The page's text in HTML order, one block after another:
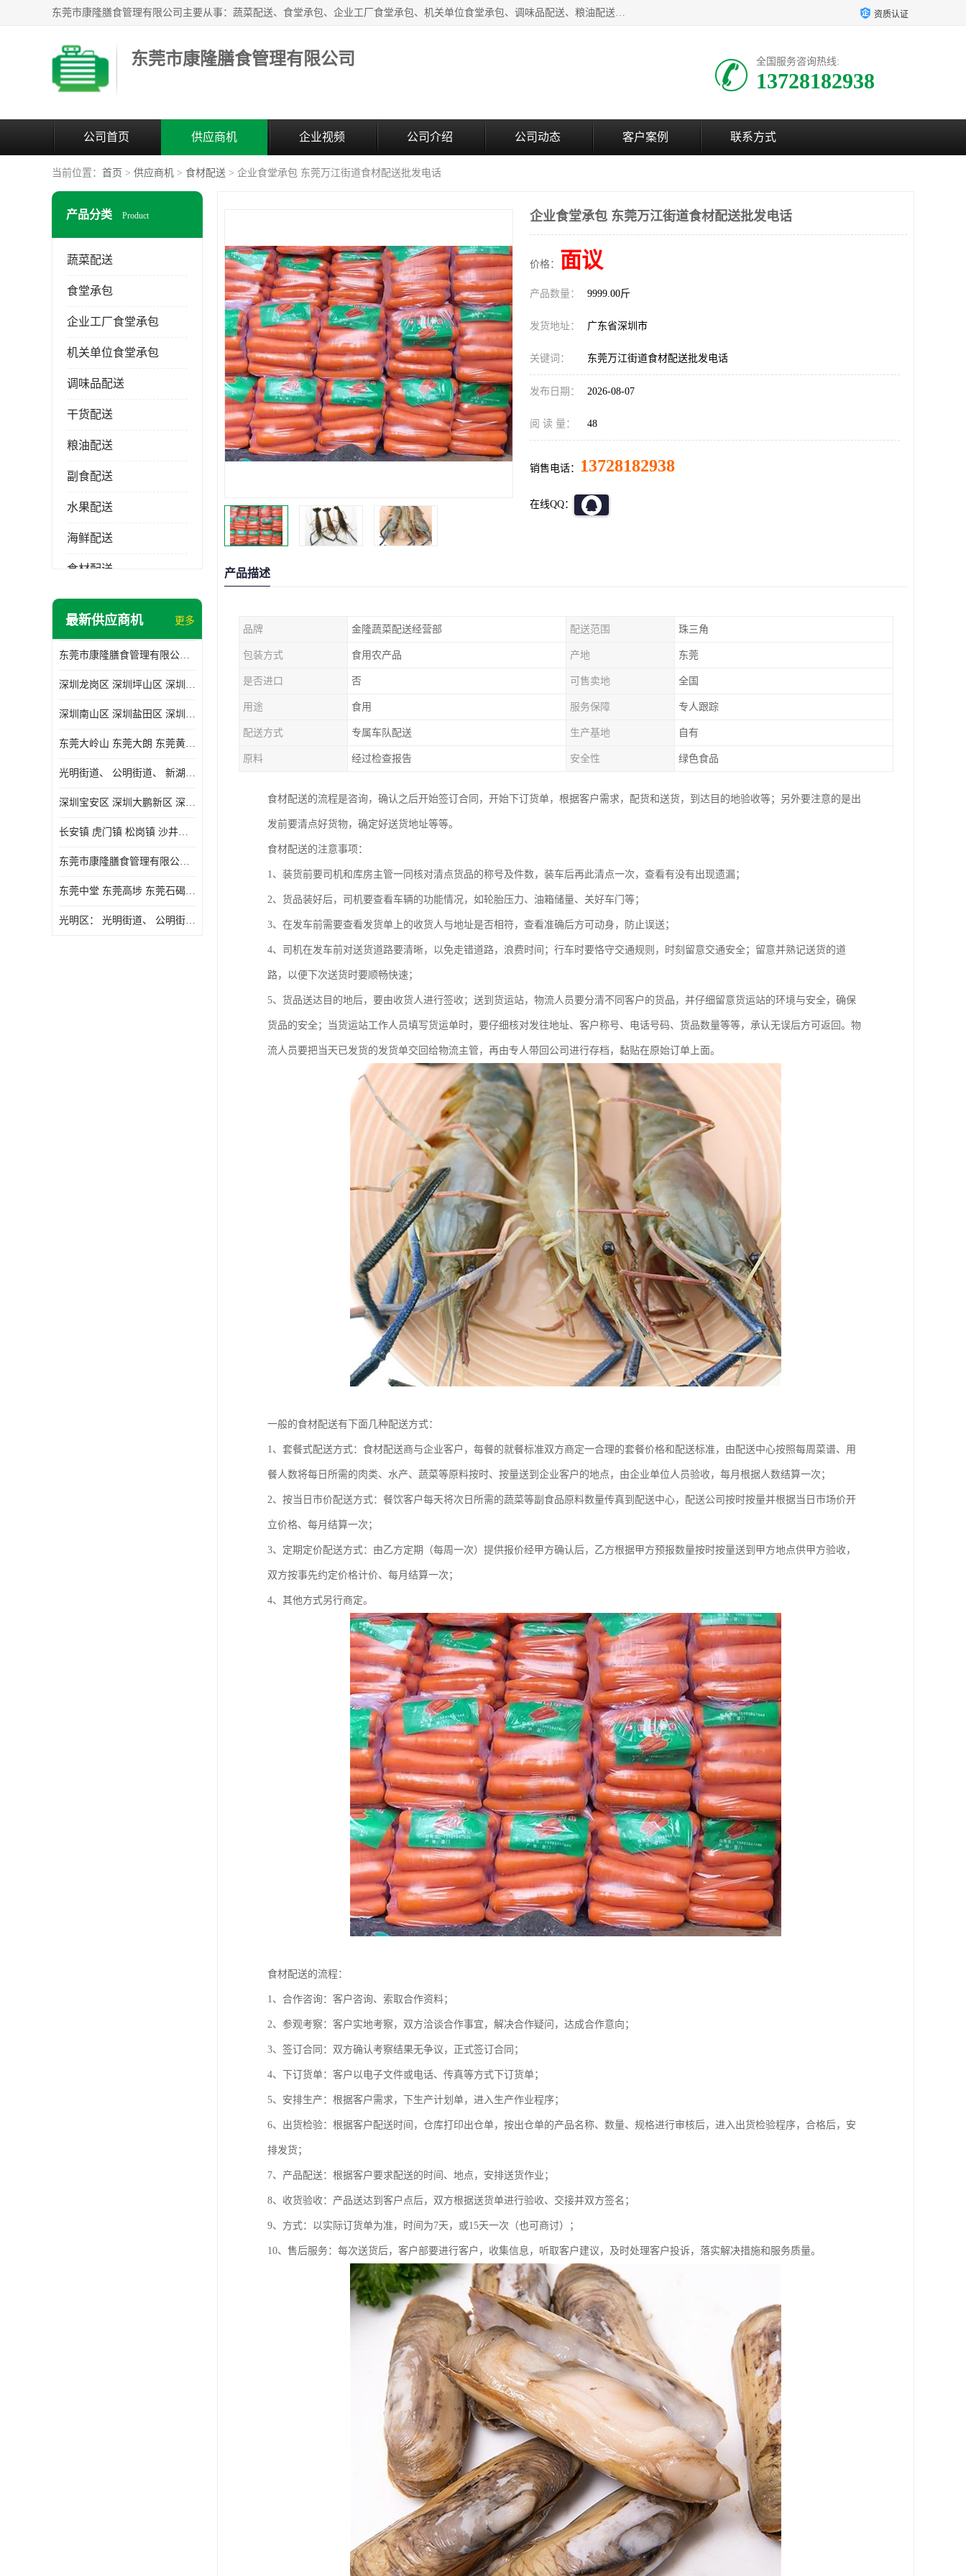
东莞市康隆膳食管理有限公司主要从事：蔬菜配送、食堂承包、企业工厂食堂承包、机关单位食堂承包、调味品配送、粮油配送、干货配送、副食配送、水果配送、海鲜配送等业务，东莞蔬菜配送电话，咨询在线客服。 资质认证
东莞市康隆膳食管理有限公司 全国服务咨询热线:
13728182938
公司首页 供应商机 企业视频 公司介绍 公司动态 客户案例 联系方式
当前位置： 首页 > 供应商机 > 食材配送 > 企业食堂承包 东莞万江街道食材配送批发电话
产品分类 Product
蔬菜配送
食堂承包
企业工厂食堂承包
机关单位食堂承包
调味品配送
干货配送
粮油配送
副食配送
水果配送
海鲜配送
食材配送
最新供应商机 更多
东莞市康隆膳食管理有限公司主要经营蔬菜配送 东莞食堂承包 光明蔬菜配送 深圳市食堂承包 深圳市蔬菜配送等业务 欢迎咨询了解
深圳龙岗区 深圳坪山区 深圳光明区 深圳龙华区
深圳南山区 深圳盐田区 深圳福田区 深圳罗湖区 深圳龙岗区
东莞大岭山 东莞大朗 东莞黄江 东莞樟木头 蔬菜配送
光明街道、 公明街道、 新湖街道、
深圳宝安区 深圳大鹏新区 深圳特别合作区
长安镇 虎门镇 松岗镇 沙井镇 公明镇 莞城街道 南城街道 东城街道 万江街道 石碣镇 石龙镇 茶山镇 石排镇 企石镇 横沥镇
东莞市康隆膳食管理有限公司 长安蔬菜配送 虎门蔬菜配送 大岭山蔬菜配送
东莞中堂 东莞高埗 东莞石碣 东莞望牛墩 东莞洪梅 东莞道滘 东莞石龙镇 东莞石排镇
光明区： 光明街道、 公明街道、 新湖街道、 凤凰街道、 玉塘街道、 马田街道
企业食堂承包 东莞万江街道食材配送批发电话
价格： 面议
产品数量： 9999.00斤
发货地址： 广东省深圳市
关键词： 东莞万江街道食材配送批发电话
发布日期： 2026-08-07
阅 读 量： 48
销售电话： 13728182938
在线QQ：
产品描述
品牌 金隆蔬菜配送经营部 配送范围 珠三角
包装方式 食用农产品 产地 东莞
是否进口 否 可售卖地 全国
用途 食用 服务保障 专人跟踪
配送方式 专属车队配送 生产基地 自有
原料 经过检查报告 安全性 绿色食品
食材配送的流程是咨询，确认之后开始签订合同，开始下订货单，根据客户需求，配货和送货，到达目的地验收等；另外要注意的是出
发前要清点好货物，确定好送货地址等等。
食材配送的注意事项：
1、装货前要司机和库房主管一同核对清点货品的称号及件数，装车后再此清点一次，查看有没有出现遗漏；
2、货品装好后，司机要查看车辆的功能情况，如轮胎压力、油箱储量、关好车门等；
3、在发车前需要查看发货单上的收货人与地址是否相符，查看准确后方可动身，防止误送；
4、司机在发车前对送货道路要清晰，以免走错道路，浪费时间；行车时要恪守交通规则，时刻留意交通安全；留意并熟记送货的道
路，以便下次送货时要顺畅快速；
5、货品送达目的地后，要由收货人进行签收；送到货运站，物流人员要分清不同客户的货品，并仔细留意货运站的环境与安全，确保
货品的安全；当货运站工作人员填写货运单时，要仔细核对发往地址、客户称号、电话号码、货品数量等等，承认无误后方可返回。物
流人员要把当天已发货的发货单交回给物流主管，再由专人带回公司进行存档，黏贴在原始订单上面。
一般的食材配送有下面几种配送方式：
1、套餐式配送方式：食材配送商与企业客户，每餐的就餐标准双方商定一合理的套餐价格和配送标准，由配送中心按照每周菜谱、用
餐人数将每日所需的肉类、水产、蔬菜等原料按时、按量送到企业客户的地点，由企业单位人员验收，每月根据人数结算一次；
2、按当日市价配送方式：餐饮客户每天将次日所需的蔬菜等副食品原料数量传真到配送中心，配送公司按时按量并根据当日市场价开
立价格、每月结算一次；
3、定期定价配送方式：由乙方定期（每周一次）提供报价经甲方确认后，乙方根据甲方预报数量按时按量送到甲方地点供甲方验收，
双方按事先约定价格计价、每月结算一次；
4、其他方式另行商定。
食材配送的流程：
1、合作咨询：客户咨询、索取合作资料；
2、参观考察：客户实地考察，双方洽谈合作事宜，解决合作疑问，达成合作意向；
3、签订合同：双方确认考察结果无争议，正式签订合同；
4、下订货单：客户以电子文件或电话、传真等方式下订货单；
5、安排生产：根据客户需求，下生产计划单，进入生产作业程序；
6、出货检验：根据客户配送时间，仓库打印出仓单，按出仓单的产品名称、数量、规格进行审核后，进入出货检验程序，合格后，安
排发货；
7、产品配送：根据客户要求配送的时间、地点，安排送货作业；
8、收货验收：产品送达到客户点后，双方根据送货单进行验收、交接并双方签名；
9、方式：以实际订货单为准，时间为7天，或15天一次（也可商讨）；
10、售后服务：每次送货后，客户部要进行客户，收集信息，听取客户建议，及时处理客户投诉，落实解决措施和服务质量。